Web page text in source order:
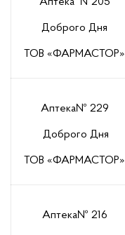
Доброго Дня
ТОВ «ФАРМАСТОР»
Аптека№ 229
Доброго Дня
ТОВ «ФАРМАСТОР»
Аптека№ 216